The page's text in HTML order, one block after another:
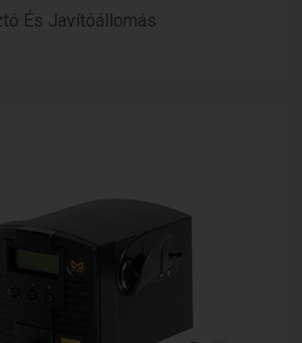
És Javítóállomás